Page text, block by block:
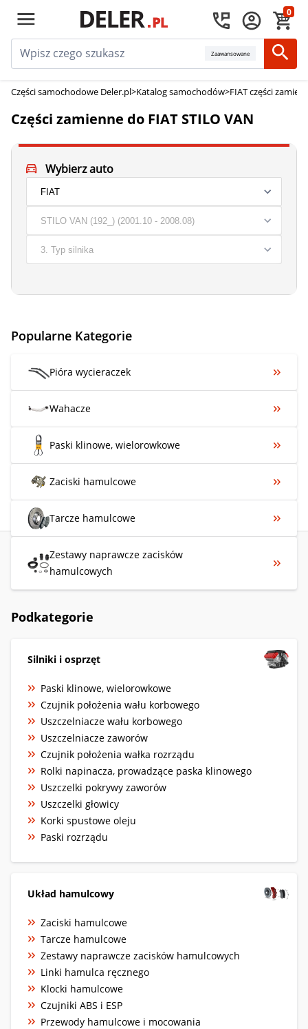
0
Zaawansowane
Części samochodowe Deler.pl>Katalog samochodów>FIAT części
Części zamienne do FIAT STILO VAN
Wybierz auto
Popularne Kategorie
Pióra wycieraczek
Wahacze
Paski klinowe, wielorowkowe
Zaciski hamulcowe
Tarcze hamulcowe
Zestawy naprawcze zacisków
hamulcowych
Podkategorie
Silniki i osprzęt
Paski klinowe, wielorowkowe
Czujnik położenia wału korbowego
Uszczelniacze wału korbowego
Uszczelniacze zaworów
Czujnik położenia wałka rozrządu
Rolki napinacza, prowadzące paska klinowego
Uszczelki pokrywy zaworów
Uszczelki głowicy
Korki spustowe oleju
Paski rozrządu
Układ hamulcowy
Zaciski hamulcowe
Tarcze hamulcowe
Zestawy naprawcze zacisków hamulcowych
Linki hamulca ręcznego
Klocki hamulcowe
Czujniki ABS i ESP
Przewody hamulcowe i mocowania